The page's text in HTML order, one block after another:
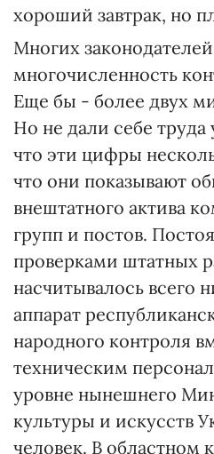
хороший завтрак, но
Многих
многочисленность
Еще бы - более двух
Но не дали себе труда
что эти цифры
что они показывают
внештатного актива
групп и постов.
проверками штатных
насчитывалось всего
аппарат
народного контроля
техническим
уровне нынешнего
культуры и искусств
человек. В областном